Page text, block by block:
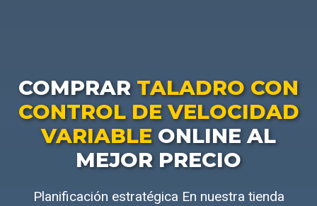
COMPRAR TALADRO CON
CONTROL DE VELOCIDAD
VARIABLE ONLINE AL
MEJOR PRECIO
Planificación estratégica En nuestra tienda